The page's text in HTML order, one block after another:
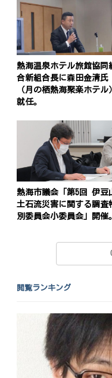
熱海温泉ホテル旅館協同
合新組合長に森田金清氏
（月の栖熱海聚楽ホテル
就任。
熱海市議会「第5回 伊豆
土石流災害に関する調査
別委員会小委員会」開催
閲覧ランキング